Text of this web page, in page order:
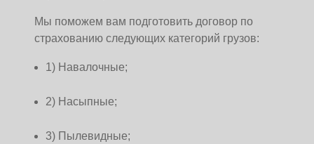
Мы поможем вам подготовить договор по
страхованию следующих категорий грузов:
1) Навалочные;
2) Насыпные;
3) Пылевидные;